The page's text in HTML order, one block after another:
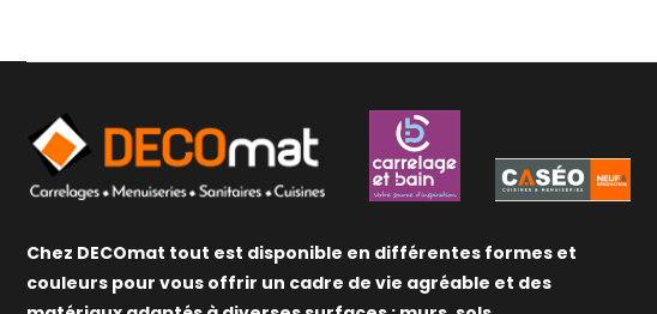
Chez DECOmat tout est disponible en différentes formes et
couleurs pour vous offrir un cadre de vie agréable et des